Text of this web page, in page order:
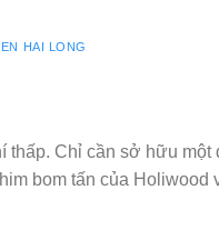
HAI LONG
Chỉ cần sở hữu một
bom tấn của Holiwood